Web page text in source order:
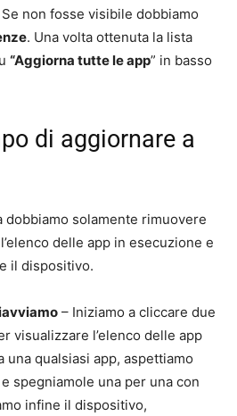
non fosse visibile dobbiamo
. Una volta ottenuta la lista
“Aggiorna tutte le app” in basso
di aggiornare a
dobbiamo solamente rimuovere
delle app in esecuzione e
il dispositivo.
– Iniziamo a cliccare due
visualizzare l’elenco delle app
una qualsiasi app, aspettiamo
spegniamole una per una con
infine il dispositivo,